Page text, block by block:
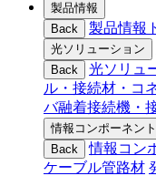
製品情報
Back
製品情報
光ソリューション
Back 光ソリュ
ル・接続材・コ
バ融着接続機・
情報コンポーネント
Back 情報コン
ケーブル管路材